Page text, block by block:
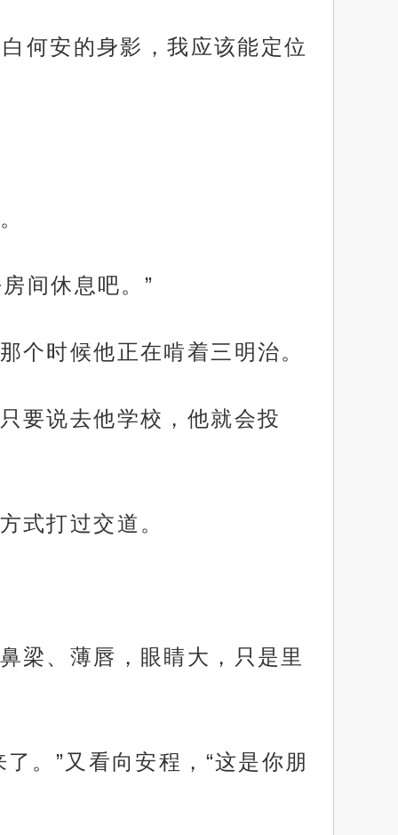
何安的身影，我应该能定位
间休息吧。”
个时候他正在啃着三明治。
要说去他学校，他就会投
式打过交道。
梁、薄唇，眼睛大，只是里
。”又看向安程，“这是你朋